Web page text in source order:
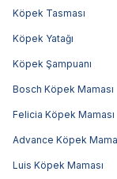
Köpek Tasması
Köpek Yatağı
Köpek Şampuanı
Bosch Köpek Maması
Felicia Köpek Maması
Advance Köpek
Luis Köpek Maması